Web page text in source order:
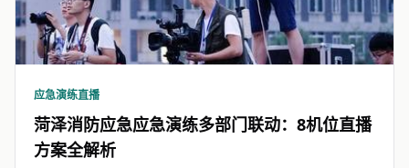
应急演练直播
菏泽消防应急应急演练多部门联动：8机位直播
方案全解析